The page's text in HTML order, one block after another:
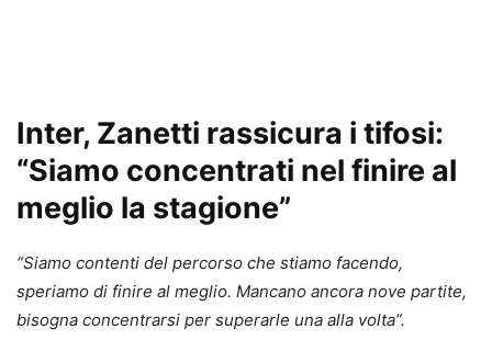
Inter, Zanetti rassicura i tifosi:
“Siamo concentrati nel finire al
meglio la stagione”
“Siamo contenti del percorso che stiamo facendo,
speriamo di finire al meglio. Mancano ancora nove partite,
bisogna concentrarsi per superarle una alla volta”.